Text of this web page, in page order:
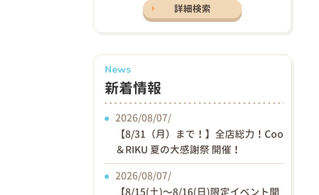
詳細検索
News
新着情報
2026/08/07/
【8/31（月）まで！】全店総力！Coo
＆RIKU 夏の大感謝祭 開催！
2026/08/07/
【8/15(土)〜8/16(日)限定イベント開